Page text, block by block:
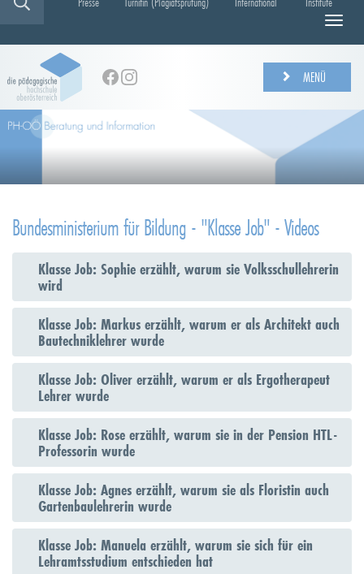
N
g
t
a
s
b
e
e
n
MENÜ
Bundesministerium für Bildung - "Klasse Job" - Videos
Klasse Job: Sophie erzählt, warum sie Volksschullehrerin
wird
Klasse Job: Markus erzählt, warum er als Architekt auch
Bautechniklehrer wurde
Klasse Job: Oliver erzählt, warum er als Ergotherapeut
Lehrer wurde
Klasse Job: Rose erzählt, warum sie in der Pension HTL-
Professorin wurde
Klasse Job: Agnes erzählt, warum sie als Floristin auch
Gartenbaulehrerin wurde
Klasse Job: Manuela erzählt, warum sie sich für ein
Lehramtsstudium entschieden hat